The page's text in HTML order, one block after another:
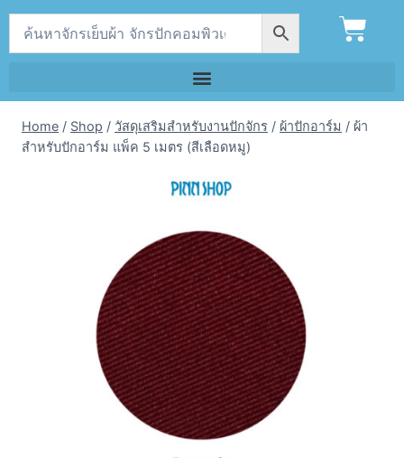
Home / Shop / วัสดุเสริมสำหรับงานปักจักร / ผ้าปักอาร์ม / ผ้า
สำหรับปักอาร์ม แพ็ค 5 เมตร (สีเลือดหมู)